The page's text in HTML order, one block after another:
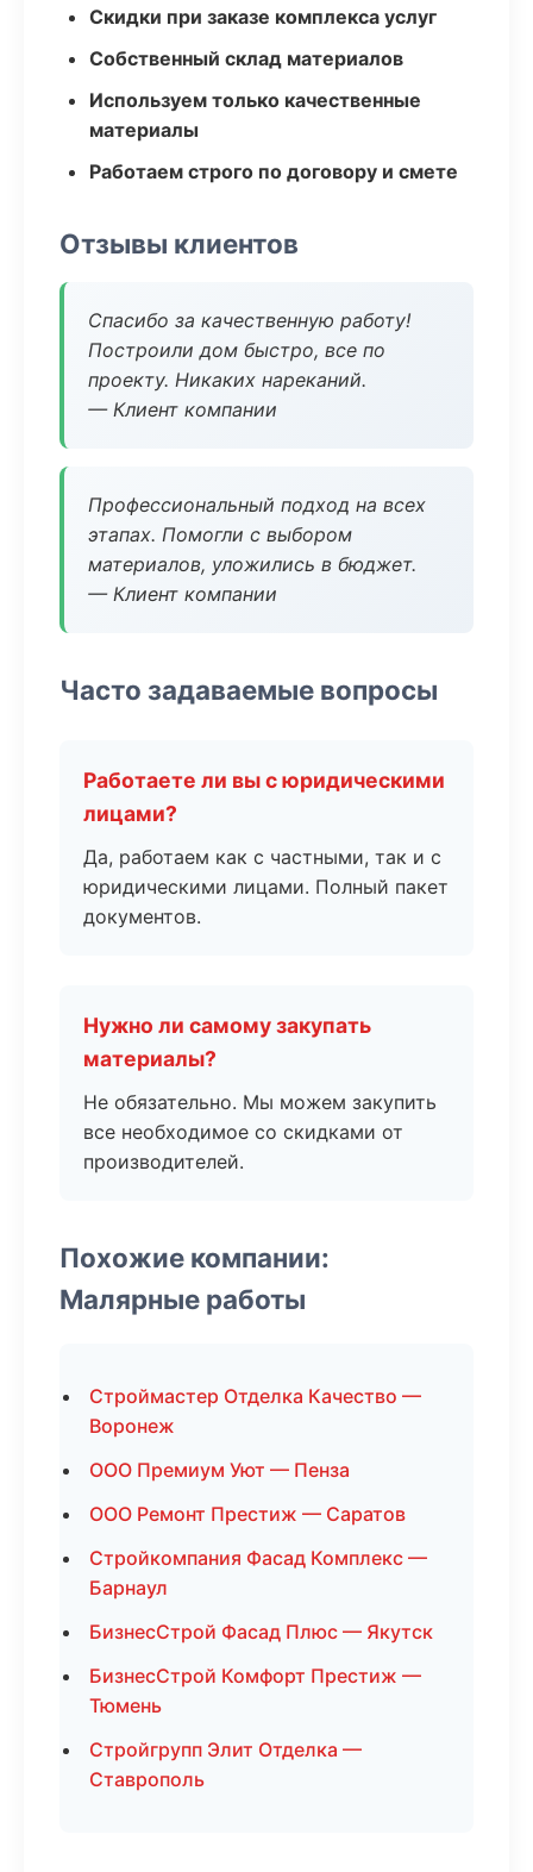
Скидки при заказе комплекса услуг
Собственный склад материалов
Используем только качественные
материалы
Работаем строго по договору и смете
Отзывы клиентов
Спасибо за качественную работу!
Построили дом быстро, все по
проекту. Никаких нареканий.
— Клиент компании
Профессиональный подход на всех
этапах. Помогли с выбором
материалов, уложились в бюджет.
— Клиент компании
Часто задаваемые вопросы
Работаете ли вы с юридическими
лицами?
Да, работаем как с частными, так и с
юридическими лицами. Полный пакет
документов.
Нужно ли самому закупать
материалы?
Не обязательно. Мы можем закупить
все необходимое со скидками от
производителей.
Похожие компании:
Малярные работы
Строймастер Отделка Качество —
Воронеж
ООО Премиум Уют — Пенза
ООО Ремонт Престиж — Саратов
Стройкомпания Фасад Комплекс —
Барнаул
БизнесСтрой Фасад Плюс — Якутск
БизнесСтрой Комфорт Престиж —
Тюмень
Стройгрупп Элит Отделка —
Ставрополь